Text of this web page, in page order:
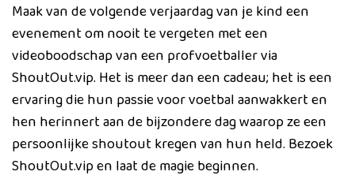
Maak van de volgende verjaardag van je kind een
evenement om nooit te vergeten met een
videoboodschap van een profvoetballer via
ShoutOut.vip. Het is meer dan een cadeau; het is een
ervaring die hun passie voor voetbal aanwakkert en
hen herinnert aan de bijzondere dag waarop ze een
persoonlijke shoutout kregen van hun held. Bezoek
ShoutOut.vip en laat de magie beginnen.